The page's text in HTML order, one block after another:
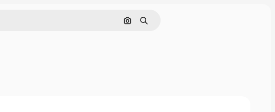
Cerca per immagine
Ricerca